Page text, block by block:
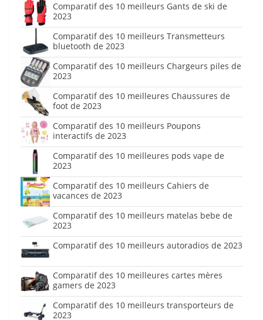
Comparatif des 10 meilleurs Gants de ski de
2023
Comparatif des 10 meilleurs Transmetteurs
bluetooth de 2023
Comparatif des 10 meilleurs Chargeurs piles de
2023
Comparatif des 10 meilleures Chaussures de
foot de 2023
Comparatif des 10 meilleurs Poupons
interactifs de 2023
Comparatif des 10 meilleures pods vape de
2023
Comparatif des 10 meilleurs Cahiers de
vacances de 2023
Comparatif des 10 meilleurs matelas bebe de
2023
Comparatif des 10 meilleurs autoradios de 2023
Comparatif des 10 meilleures cartes mères
gamers de 2023
Comparatif des 10 meilleurs transporteurs de
2023